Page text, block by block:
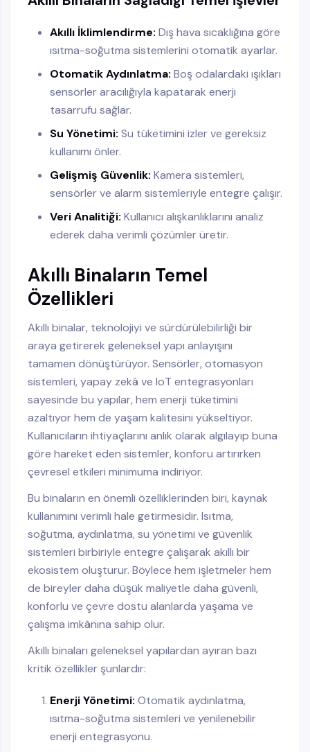
Akıllı İklimlendirme: Dış hava sıcaklığına göre
ısıtma-soğutma sistemlerini otomatik ayarlar.
Otomatik Aydınlatma: Boş odalardaki ışıkları
sensörler aracılığıyla kapatarak enerji
tasarrufu sağlar.
Su Yönetimi: Su tüketimini izler ve gereksiz
kullanımı önler.
Gelişmiş Güvenlik: Kamera sistemleri,
sensörler ve alarm sistemleriyle entegre çalışır.
Veri Analitiği: Kullanıcı alışkanlıklarını analiz
ederek daha verimli çözümler üretir.
Akıllı Binaların Temel
Özellikleri
Akıllı binalar, teknolojiyi ve sürdürülebilirliği bir
araya getirerek geleneksel yapı anlayışını
tamamen dönüştürüyor. Sensörler, otomasyon
sistemleri, yapay zekâ ve IoT entegrasyonları
sayesinde bu yapılar, hem enerji tüketimini
azaltıyor hem de yaşam kalitesini yükseltiyor.
Kullanıcıların ihtiyaçlarını anlık olarak algılayıp buna
göre hareket eden sistemler, konforu artırırken
çevresel etkileri minimuma indiriyor.
Bu binaların en önemli özelliklerinden biri, kaynak
kullanımını verimli hale getirmesidir. Isıtma,
soğutma, aydınlatma, su yönetimi ve güvenlik
sistemleri birbiriyle entegre çalışarak akıllı bir
ekosistem oluşturur. Böylece hem işletmeler hem
de bireyler daha düşük maliyetle daha güvenli,
konforlu ve çevre dostu alanlarda yaşama ve
çalışma imkânına sahip olur.
Akıllı binaları geleneksel yapılardan ayıran bazı
kritik özellikler şunlardır:
Enerji Yönetimi: Otomatik aydınlatma,
ısıtma-soğutma sistemleri ve yenilenebilir
enerji entegrasyonu.